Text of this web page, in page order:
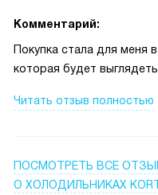
Комментарий:
Покупка стала для меня
которая будет
дни убедилась, что
внутренняя подсветка
найти нужное. Однажды
Читать отзыв полностью
ПОСМОТРЕТЬ ВСЕ
О ХОЛОДИЛЬНИКАХ